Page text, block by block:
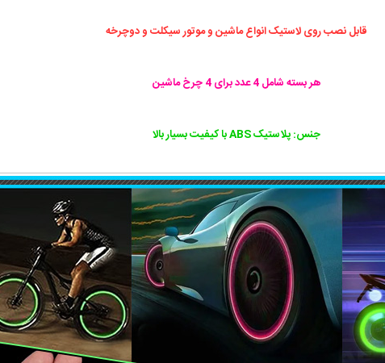
قابل نصب روی لاستیک انواع ماشین و موتور سیکلت و دوچرخه
هر بسته شامل 4 عدد برای 4 چرخ ماشین
جنس: پلاستیک ABS با کیفیت بسیار بالا